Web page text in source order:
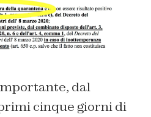
dal
cinque giorni di